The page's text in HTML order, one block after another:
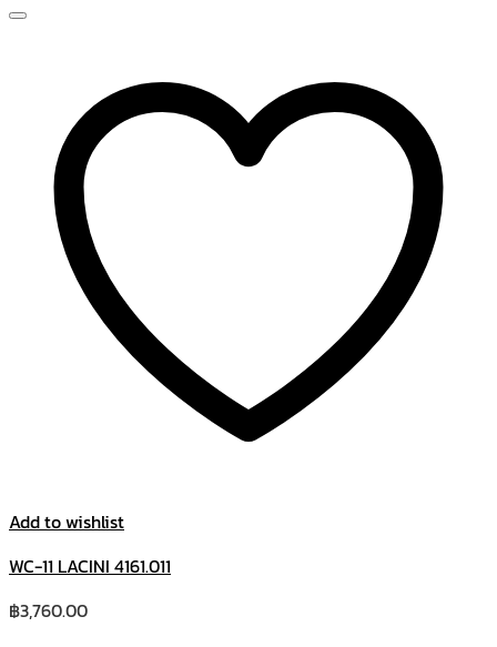
Add to wishlist
WC-11 LACINI 4161.011
฿3,760.00